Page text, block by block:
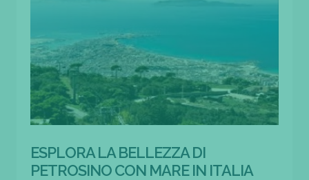
ESPLORA LA BELLEZZA DI
PETROSINO CON MARE IN ITALIA